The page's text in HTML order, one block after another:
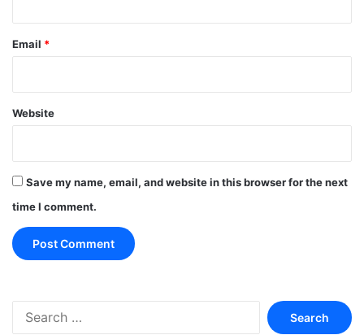
Email *
Website
Save my name, email, and website in this browser for the next
time I comment.
Search
for: